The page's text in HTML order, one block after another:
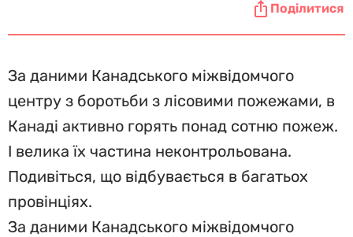
Поділитися
За даними Канадського міжвідомчого
центру з боротьби з лісовими пожежами, в
Канаді активно горять понад сотню пожеж.
І велика їх частина неконтрольована.
Подивіться, що відбувається в багатьох
провінціях.
За даними Канадського міжвідомчого